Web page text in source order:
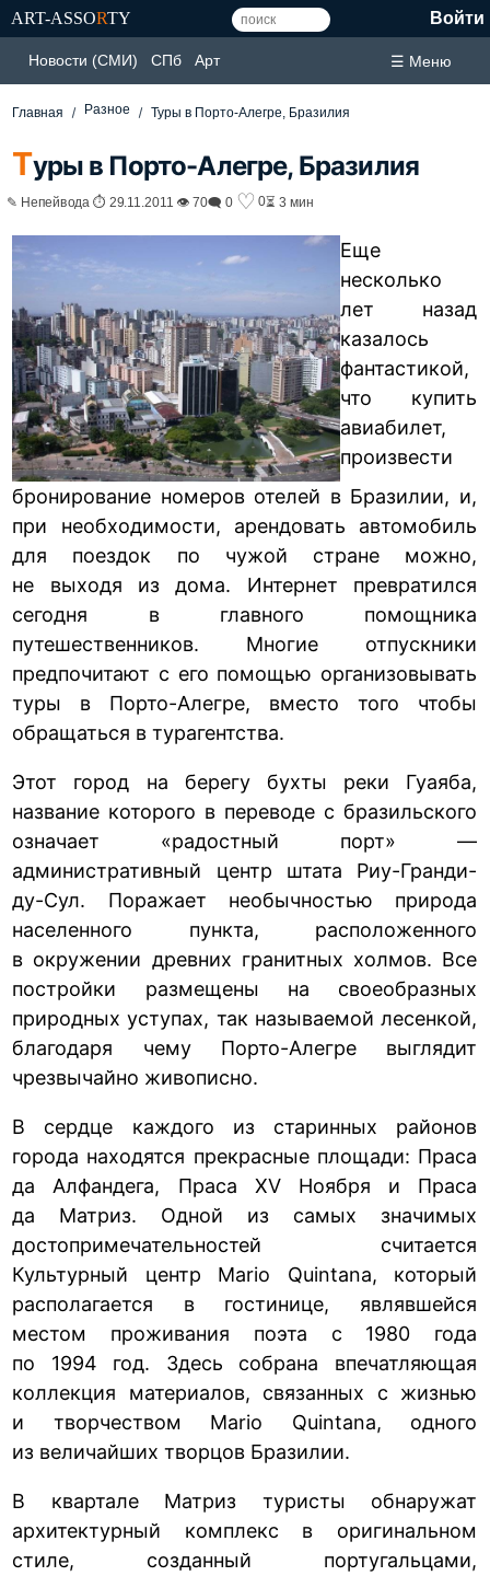
ART-ASSORTY Войти
Новости (СМИ) СПб Арт ☰ Меню
Главная Разное Туры в Порто-Алегре, Бразилия
Туры в Порто-Алегре, Бразилия
✎ Непейвода ⏱ 29.11.2011 👁 70🗨 0 ♡ 0⏳ 3 мин
Еще
несколько
лет назад
казалось
фантастикой,
что купить
авиабилет,
произвести
бронирование номеров отелей в Бразилии, и,
при необходимости, арендовать автомобиль
для поездок по чужой стране можно,
не выходя из дома. Интернет превратился
сегодня в главного помощника
путешественников. Многие отпускники
предпочитают с его помощью организовывать
туры в Порто-Алегре, вместо того чтобы
обращаться в турагентства.
Этот город на берегу бухты реки Гуаяба,
название которого в переводе с бразильского
означает «радостный порт» —
административный центр штата Риу-Гранди-
ду-Сул. Поражает необычностью природа
населенного пункта, расположенного
в окружении древних гранитных холмов. Все
постройки размещены на своеобразных
природных уступах, так называемой лесенкой,
благодаря чему Порто-Алегре выглядит
чрезвычайно живописно.
В сердце каждого из старинных районов
города находятся прекрасные площади: Праса
да Алфандега, Праса XV Ноября и Праса
да Матриз. Одной из самых значимых
достопримечательностей считается
Культурный центр Mario Quintana, который
располагается в гостинице, являвшейся
местом проживания поэта с 1980 года
по 1994 год. Здесь собрана впечатляющая
коллекция материалов, связанных с жизнью
и творчеством Mario Quintana, одного
из величайших творцов Бразилии.
В квартале Матриз туристы обнаружат
архитектурный комплекс в оригинальном
стиле, созданный португальцами,